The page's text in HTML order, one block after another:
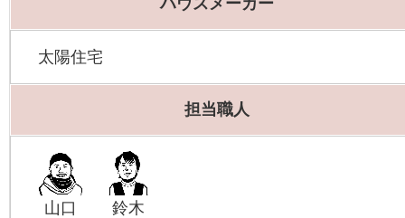
太陽住宅
担当職人
山口 鈴木